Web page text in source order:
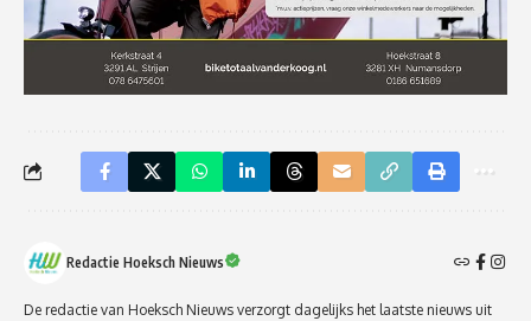
Redactie Hoeksch Nieuws
De redactie van Hoeksch Nieuws verzorgt dagelijks het laatste nieuws uit